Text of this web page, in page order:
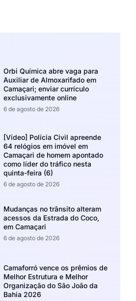
Orbi Química abre vaga para
Auxiliar de Almoxarifado em
Camaçari; enviar currículo
exclusivamente online
6 de agosto de 2026
[Vídeo] Polícia Civil apreende
64 relógios em imóvel em
Camaçari de homem apontado
como líder do tráfico nesta
quinta-feira (6)
6 de agosto de 2026
Mudanças no trânsito alteram
acessos da Estrada do Coco,
em Camaçari
6 de agosto de 2026
Camaforró vence os prêmios de
Melhor Estrutura e Melhor
Organização do São João da
Bahia 2026